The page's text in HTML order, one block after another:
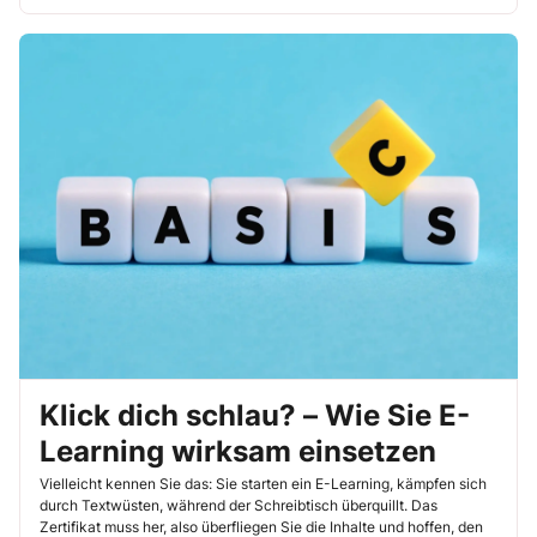
Klick dich schlau? – Wie Sie E-
Learning wirksam einsetzen
Vielleicht kennen Sie das: Sie starten ein E-Learning, kämpfen sich
durch Textwüsten, während der Schreibtisch überquillt. Das
Zertifikat muss her, also überfliegen Sie die Inhalte und hoffen, den